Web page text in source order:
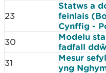
23
Statws a
feinlais
Cynffig -
30
Modelu
fadfall
31
Mesur
yng